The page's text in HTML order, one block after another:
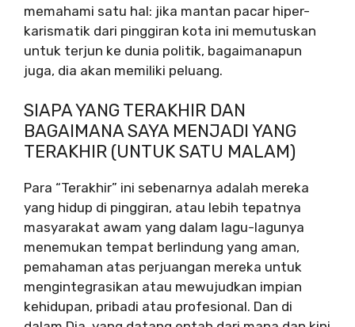
memahami satu hal: jika mantan pacar hiper-
karismatik dari pinggiran kota ini memutuskan
untuk terjun ke dunia politik, bagaimanapun
juga, dia akan memiliki peluang.
SIAPA YANG TERAKHIR DAN
BAGAIMANA SAYA MENJADI YANG
TERAKHIR (UNTUK SATU MALAM)
Para “Terakhir” ini sebenarnya adalah mereka
yang hidup di pinggiran, atau lebih tepatnya
masyarakat awam yang dalam lagu-lagunya
menemukan tempat berlindung yang aman,
pemahaman atas perjuangan mereka untuk
mengintegrasikan atau mewujudkan impian
kehidupan, pribadi atau profesional. Dan di